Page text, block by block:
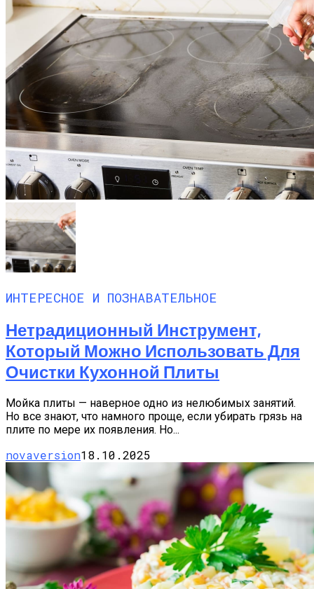
ИНТЕРЕСНОЕ И ПОЗНАВАТЕЛЬНОЕ
Нетрадиционный Инструмент,
Который Можно Использовать Для
Очистки Кухонной Плиты
Мойка плиты — наверное одно из нелюбимых занятий.
Но все знают, что намного проще, если убирать грязь на
плите по мере их появления. Но...
novaversion18.10.2025